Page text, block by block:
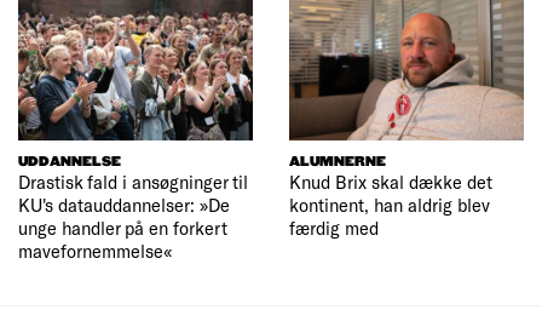
UDDANNELSE
Drastisk fald i ansøgninger til
KU's datauddannelser: »De
unge handler på en forkert
mavefornemmelse«
ALUMNERNE
Knud Brix skal dække det
kontinent, han aldrig blev
færdig med